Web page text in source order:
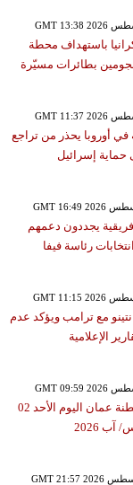
باستهداف محطة
بطائرات مسيّرة
في أوروبا يحذر من تراجع
حماية إسرائيل
يجددون دعمهم
رئاسة فيفا
مع ترامب ويؤكد عدم
الإعلامية
سعر الذهب في سلطنة عمان اليوم الأحد 02
2026